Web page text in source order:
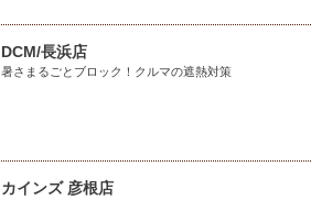
DCM/長浜店
暑さまるごとブロック！クルマの遮熱対策
カインズ 彦根店